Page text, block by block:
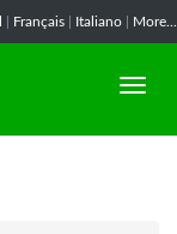
Français Italiano More...